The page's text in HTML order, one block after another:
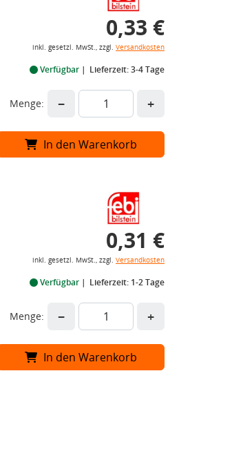
0,33 €
inkl. gesetzl. MwSt., zzgl. Versandkosten
Verfügbar Lieferzeit: 3-4 Tage
Menge: − +
In den Warenkorb
0,31 €
inkl. gesetzl. MwSt., zzgl. Versandkosten
Verfügbar Lieferzeit: 1-2 Tage
Menge: − +
In den Warenkorb